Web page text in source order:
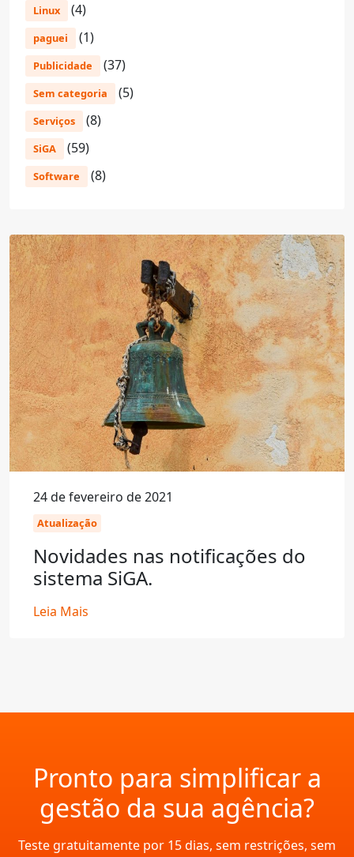
Linux (4)
paguei (1)
Publicidade (37)
Sem categoria (5)
Serviços (8)
SiGA (59)
Software (8)
24 de fevereiro de 2021
Atualização
Novidades nas notificações do
sistema SiGA.
Leia Mais
Pronto para simplificar a
gestão da sua agência?
Teste gratuitamente por 15 dias, sem restrições, sem